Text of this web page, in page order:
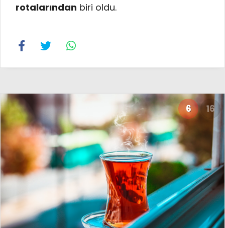
rotalarından biri oldu.
6 16